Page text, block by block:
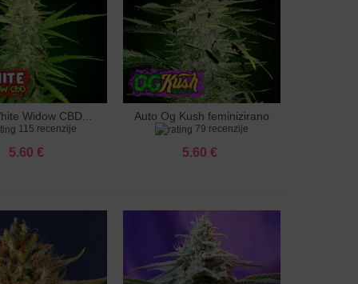
košaricu
Widow CBD...
115 recenzije
5.60 €
Dodaj u košaricu
Auto Og Kush feminizirano
sjeme
79 recenzije
5.60 €